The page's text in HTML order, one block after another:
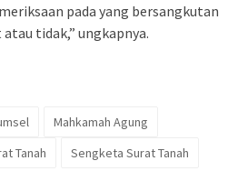
pada yang bersangkutan
tidak,” ungkapnya.
Mahkamah Agung
Tanah
Sengketa Surat Tanah